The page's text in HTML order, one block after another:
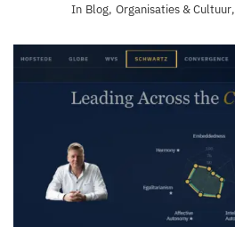
In Blog, Organisaties & Cultuur,